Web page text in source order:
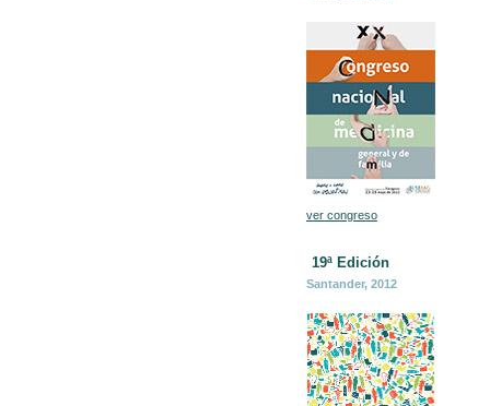
ver congreso
19ª Edición
Santander, 2012